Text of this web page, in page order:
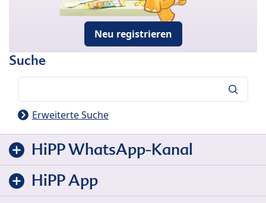
Neu registrieren
Suche
Erweiterte Suche
HiPP WhatsApp-Kanal
HiPP App